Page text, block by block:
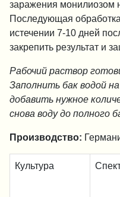
заражения монилиозом
Последующая
истечении 7-10 дней
закрепить результат и
Рабочий раствор
Заполнить бак водой
добавить нужное
снова воду до полного
Производство:
Культура